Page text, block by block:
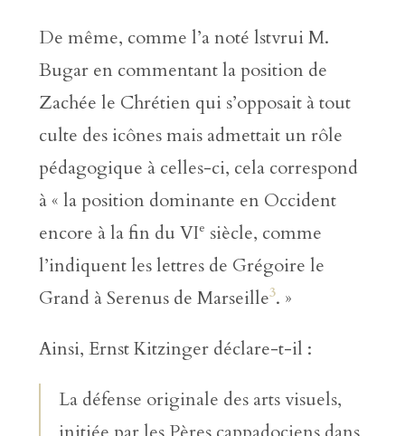
De même, comme l’a noté lstvrui M.
Bugar en commentant la position de
Zachée le Chrétien qui s’opposait à tout
culte des icônes mais admettait un rôle
pédagogique à celles-ci, cela correspond
à « la position dominante en Occident
encore à la fin du VIe siècle, comme
l’indiquent les lettres de Grégoire le
Grand à Serenus de Marseille3. »
Ainsi, Ernst Kitzinger déclare-t-il :
La défense originale des arts visuels,